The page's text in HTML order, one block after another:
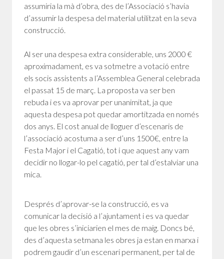
assumiria la mà d’obra, des de l’Associació s’havia
d’assumir la despesa del material utilitzat en la seva
construcció.
Al ser una despesa extra considerable, uns 2000 €
aproximadament, es va sotmetre a votació entre
els socis assistents a l’Assemblea General celebrada
el passat 15 de març. La proposta va ser ben
rebuda i es va aprovar per unanimitat, ja que
aquesta despesa pot quedar amortitzada en només
dos anys. El cost anual de lloguer d’escenaris de
l’associació acostuma a ser d’uns 1500€, entre la
Festa Major i el Cagatió, tot i que aquest any vam
decidir no llogar-lo pel cagatió, per tal d’estalviar una
mica.
Després d’aprovar-se la construcció, es va
comunicar la decisió a l’ajuntament i es va quedar
que les obres s’iniciarien el mes de maig. Doncs bé,
des d’aquesta setmana les obres ja estan en marxa i
podrem gaudir d’un escenari permanent, per tal de